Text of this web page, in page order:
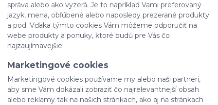
správa alebo ako vyzerá. Je to napríklad Vami preferovaný
jazyk, mena, obľúbené alebo naposledy prezerané produkty
a pod. Vďaka týmto cookies Vám môžeme odporučiť na
webe produkty a ponuky, ktoré budú pre Vás čo
najzaujímavejšie.
Marketingové cookies
Marketingové cookies používame my alebo naši partneri,
aby sme Vám dokázali zobraziť čo najrelevantnejší obsah
alebo reklamy tak na našich stránkach, ako aj na stránkach